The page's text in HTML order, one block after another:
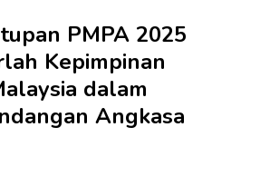
PMPA 2025
Kepimpinan
dalam
Angkasa